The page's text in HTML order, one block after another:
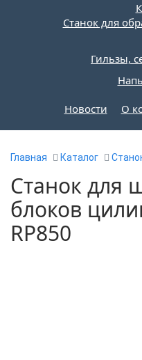
Станок для
Гильзы,
Новости О
Главная Каталог
Станок для
блоков
RP850